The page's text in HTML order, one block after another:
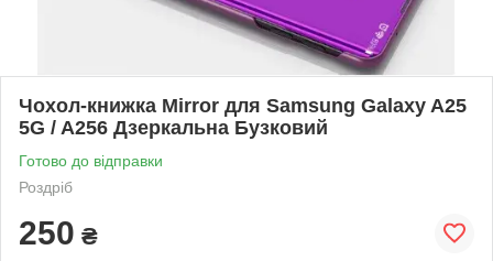
Чохол-книжка Mirror для Samsung Galaxy A25
5G / A256 Дзеркальна Бузковий
Готово до відправки
Роздріб
250 ₴